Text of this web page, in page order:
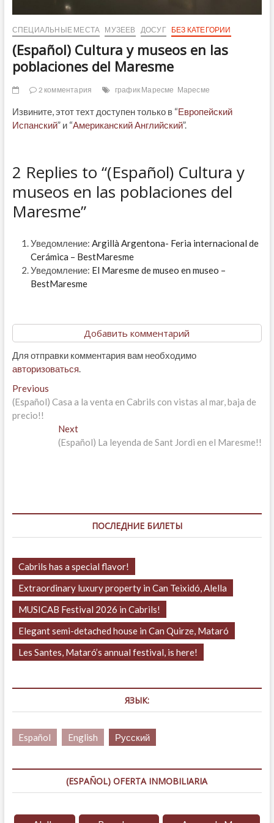
СПЕЦИАЛЬНЫЕ МЕСТА МУЗЕЕВ ДОСУГ БЕЗ КАТЕГОРИИ
(Español) Cultura y museos en las
poblaciones del Maresme
2 комментария график Маресме Маресме
Извините, этот техт доступен только в “Европейский
Испанский” и “Американский Английский”.
2 Replies to “(Español) Cultura y
museos en las poblaciones del
Maresme”
Уведомление: Argillà Argentona- Feria internacional de
Cerámica – BestMaresme
Уведомление: El Maresme de museo en museo –
BestMaresme
Добавить комментарий
Для отправки комментария вам необходимо
авторизоваться.
Навигация
по
записям
PreviousPrevious
post:
(Español) Casa a la venta en Cabrils con vistas al mar, baja de
precio!!
NextNext
post:
(Español) La leyenda de Sant Jordi en el Maresme!!
ПОСЛЕДНИЕ БИЛЕТЫ
Cabrils has a special flavor!
Extraordinary luxury property in Can Teixidó, Alella
MUSICAB Festival 2026 in Cabrils!
Elegant semi-detached house in Can Quirze, Mataró
Les Santes, Mataró’s annual festival, is here!
ЯЗЫК:
Español English Русский
(ESPAÑOL) OFERTA INMOBILIARIA